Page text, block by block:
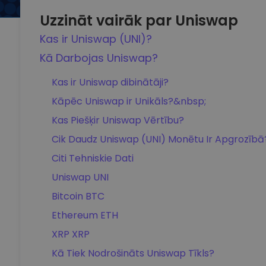
Uzzināt vairāk par Uniswap
Kas ir Uniswap (UNI)?
Kā Darbojas Uniswap?
Kas ir Uniswap dibinātāji?
Kāpēc Uniswap ir Unikāls?&nbsp;
Kas Piešķir Uniswap Vērtību?
Cik Daudz Uniswap (UNI) Monētu Ir
Citi Tehniskie Dati
Uniswap UNI
Bitcoin BTC
Ethereum ETH
XRP XRP
Kā Tiek Nodrošināts Uniswap Tīkls?